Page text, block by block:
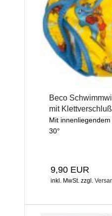
Beco
mit
Mit
30°
9,90 EUR
inkl. MwSt. zzgl.